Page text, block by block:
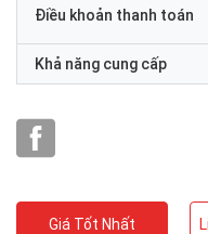
Điều khoản thanh toán
Khả năng cung cấp
Giá Tốt Nhất